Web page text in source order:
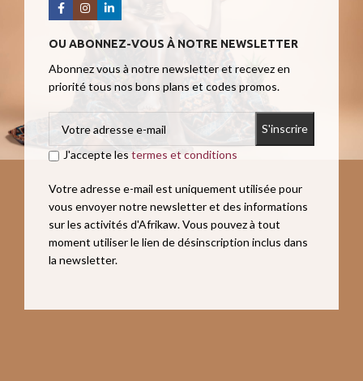
OU ABONNEZ-VOUS À NOTRE NEWSLETTER
Abonnez vous à notre newsletter et recevez en
priorité tous nos bons plans et codes promos.
J'accepte les termes et conditions
Votre adresse e-mail est uniquement utilisée pour
vous envoyer notre newsletter et des informations
sur les activités d'Afrikaw. Vous pouvez à tout
moment utiliser le lien de désinscription inclus dans
la newsletter.